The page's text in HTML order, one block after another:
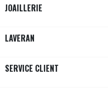
JOAILLERIE
LAVERAN
SERVICE CLIENT